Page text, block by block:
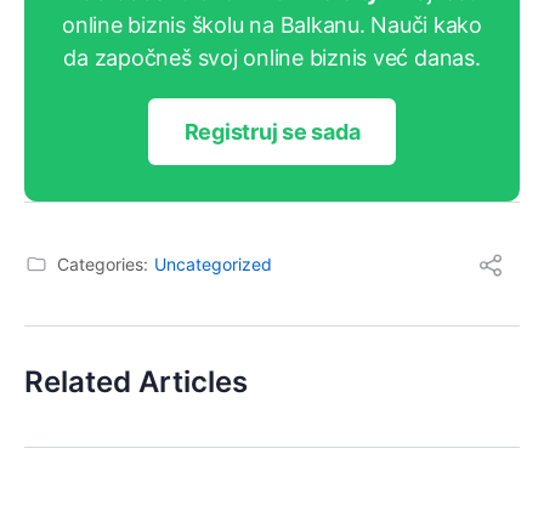
online biznis školu na Balkanu. Nauči kako
da započneš svoj online biznis već danas.
Registruj se sada
Categories: Uncategorized
Related Articles